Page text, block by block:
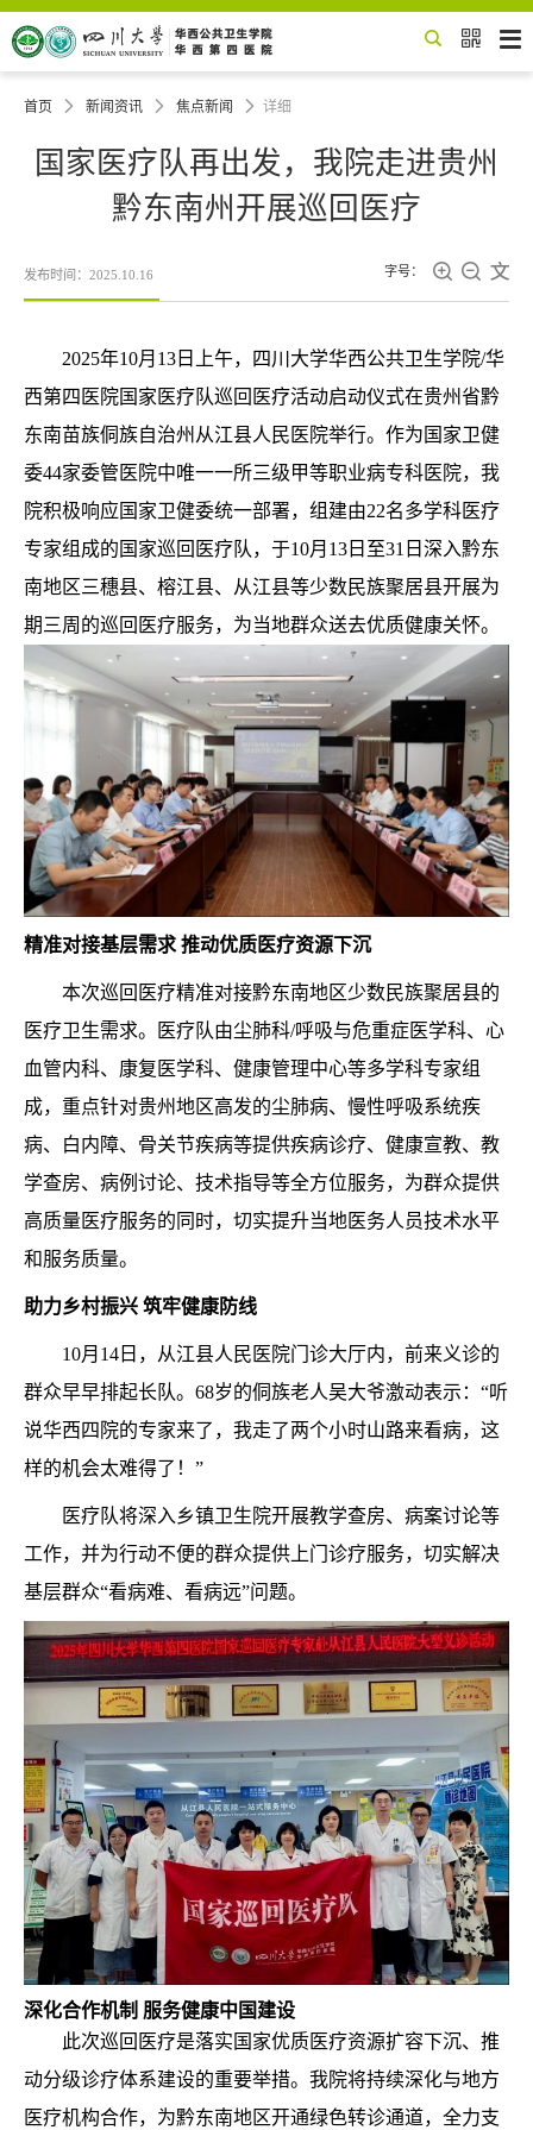
 
首页  新闻资讯  焦点新闻  详细
国家医疗队再出发，我院走进贵州
黔东南州开展巡回医疗
发布时间：2025.10.16 字号：   
2025年10月13日上午，四川大学华西公共卫生学院/华
西第四医院国家医疗队巡回医疗活动启动仪式在贵州省黔
东南苗族侗族自治州从江县人民医院举行。作为国家卫健
委44家委管医院中唯一一所三级甲等职业病专科医院，我
院积极响应国家卫健委统一部署， 组建由22名多学科医疗
专家组成的国家巡回医疗队，于10月13日至31日深入黔东
南地区三穗县、榕江县、从江县等少数民族聚居县开展为
期三周的巡回医疗服务，为当地群众送去优质健康关怀。
精准对接基层需求 推动优质医疗资源下沉
本次巡回医疗精准对接黔东南地区少数民族聚居县的
医疗卫生需求。医疗队由尘肺科/呼吸与危重症医学科、心
血管内科、康复医学科、健康管理中心等多学科专家组
成，重点针对贵州地区高发的尘肺病、慢性呼吸系统疾
病、白内障、骨关节疾病等提供疾病诊疗、健康宣教、教
学查房、病例讨论、技术指导等全方位服务，为群众提供
高质量医疗服务的同时，切实提升当地医务人员技术水平
和服务质量。
助力乡村振兴 筑牢健康防线
10月14日，从江县人民医院门诊大厅内，前来义诊的
群众早早排起长队。68岁的侗族老人吴大爷激动表示：“听
说华西四院的专家来了，我走了两个小时山路来看病，这
样的机会太难得了！”
医疗队将深入乡镇卫生院开展教学查房、病案讨论等
工作，并为行动不便的群众提供上门诊疗服务， 切实解决
基层群众“看病难、看病远”问题。
深化合作机制 服务健康中国建设
此次巡回医疗是落实国家优质医疗资源扩容下沉、推
动分级诊疗体系建设的重要举措。我院将持续深化与地方
医疗机构合作，为黔东南地区开通绿色转诊通道，全力支